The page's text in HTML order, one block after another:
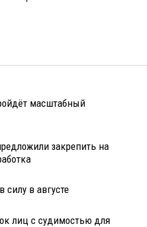
масштабный
закрепить на
в августе
лиц с судимостью для